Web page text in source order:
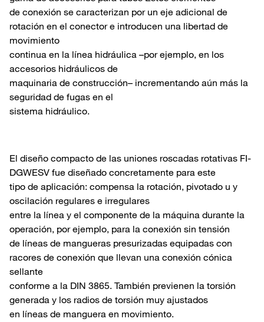
de conexión se caracterizan por un eje adicional de
rotación en el conector e introducen una libertad de
movimiento
continua en la línea hidráulica –por ejemplo, en los
accesorios hidráulicos de
maquinaria de construcción– incrementando aún más la
seguridad de fugas en el
sistema hidráulico.
El diseño compacto de las uniones roscadas rotativas FI-
DGWESV fue diseñado concretamente para este
tipo de aplicación: compensa la rotación, pivotado u y
oscilación regulares e irregulares
entre la línea y el componente de la máquina durante la
operación, por ejemplo, para la conexión sin tensión
de líneas de mangueras presurizadas equipadas con
racores de conexión que llevan una conexión cónica
sellante
conforme a la DIN 3865. También previenen la torsión
generada y los radios de torsión muy ajustados
en líneas de manguera en movimiento.